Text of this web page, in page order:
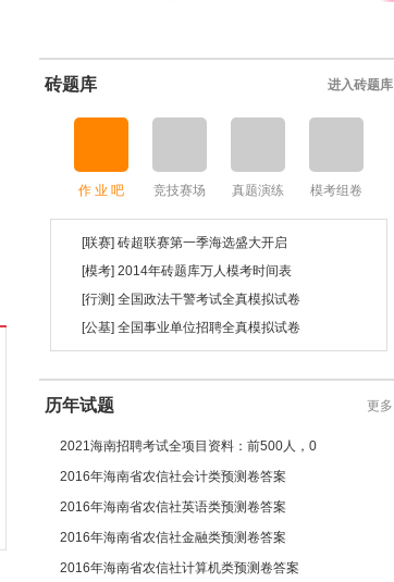
砖题库 进入砖题库
作 业 吧 竞技赛场 真题演练 模考组卷
[联赛] 砖超联赛第一季海选盛大开启
[模考] 2014年砖题库万人模考时间表
[行测] 全国政法干警考试全真模拟试卷
[公基] 全国事业单位招聘全真模拟试卷
历年试题 更多
2021海南招聘考试全项目资料：前500人，0
2016年海南省农信社会计类预测卷答案
2016年海南省农信社英语类预测卷答案
2016年海南省农信社金融类预测卷答案
2016年海南省农信社计算机类预测卷答案